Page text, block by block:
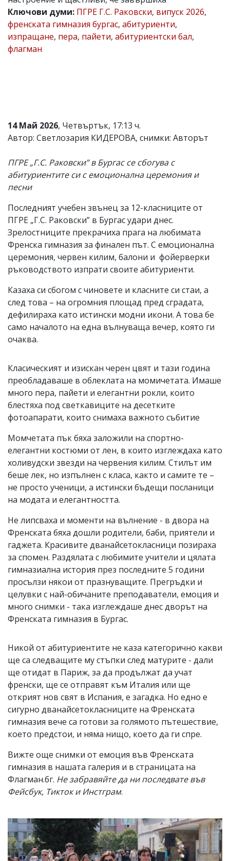
Коментарите
под
статиите
се
въвеждат
за
тях!
Ако
обиден
за
вас
коментар,
сигнализирайте
Ключови думи: ПГРЕ Г.С. Раковски, випуск 2026,
френската гимназия бургас, абитуриенти,
изпращане, пера, пайети, абитуриентски бал,
флагман
14 Май 2026, Четвъртък, 17:13 ч.
Автор: Светлозария КИДЕРОВА, снимки: Авторът
ПГРЕ „Г.С. Раковски” в Бургас се сбогува с
абитуриентите си с емоционална церемония и
песни
Последният учебен звънец за 12-класниците от
ПГРЕ „Г.С. Раковски” в Бургас удари днес.
Зрелостниците прекрачиха прага на любимата
Френска гимназия за финален път. С емоционална
церемония, червен килим, балони и фойерверки
ръководството изпрати своите абитуриенти.
Казаха си сбогом с чиновете и класните си стаи, а
след това – на огромния площад пред сградата,
дефилираха като истински модни икони. А това бе
само началото на една вълнуваща вечер, която ги
очаква.
Класическият и изискан черен цвят и тази година
преобладаваше в облеклата на момичетата. Имаше
много пера, пайети и елегантни рокли, които
блестяха под светкавиците на десетките
фотоапарати, които снимаха важното събитие
Момчетата пък бяха заложили на спортно-
елегантни костюми от лен, в които изглеждаха като
холивудски звезди на червения килим. Стилът им
беше лек, но изпълнен с класа, както и самите те –
не просто ученици, а истински бъдещи посланици
на модата и елегантността.
Не липсваха и моменти на вълнение - в двора на
Френската бяха дошли родители, баби, приятели и
гаджета. Красивите дванайсетокласници позираха
за спомен. Раздялата с любимите учители и цялата
гимназиална история през последните 5 години
просълзи някои от празнуващите. Прегръдки и
целувки с най-обичаните преподаватели, емоция и
много снимки - така изглеждаше днес дворът на
Френската гимназия в Бургас.
Никой от абитуриентите не каза категорично какви
ще са следващите му стъпки след матурите - дали
ще отидат в Париж, за да продължат да учат
френски, ще се отправят към Италия или ще
открият нов свят в Испания, е загадка. Но едно е
сигурно дванайсетокласниците на Френската
гимназия вече са готови за голямото пътешествие,
което предстои, и няма нищо, което да ги спре.
Вижте още снимки от емоция във Френската
гимназия в нашата галерия и в страницата на
Флагман.бг. Не забравяйте да ни последвате във
Фейсбук, Тикток и Инстграм.